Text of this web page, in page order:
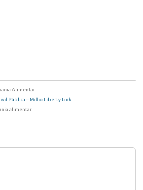
Alimentar
Pública – Milho Liberty Link
alimentar